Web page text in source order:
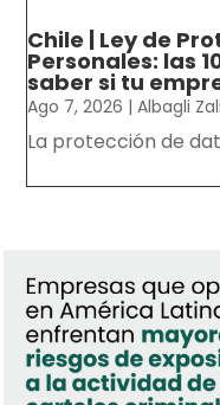
Chile | Ley de
Personales: las
saber si tu
Ago 7, 2026 |Albagli
La protección de